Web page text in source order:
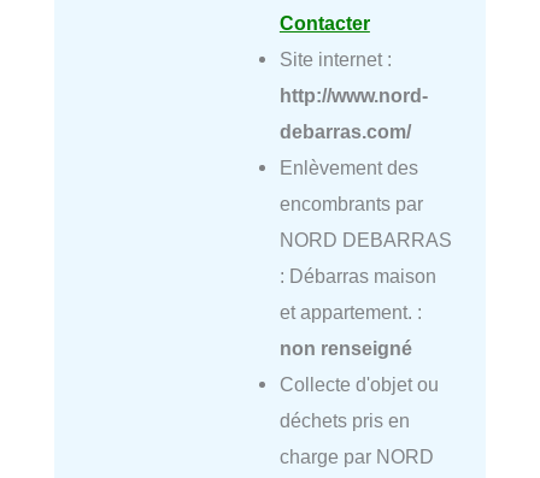
Contacter
Site internet :
http://www.nord-
debarras.com/
Enlèvement des
encombrants par
NORD DEBARRAS
: Débarras maison
et appartement. :
non renseigné
Collecte d'objet ou
déchets pris en
charge par NORD